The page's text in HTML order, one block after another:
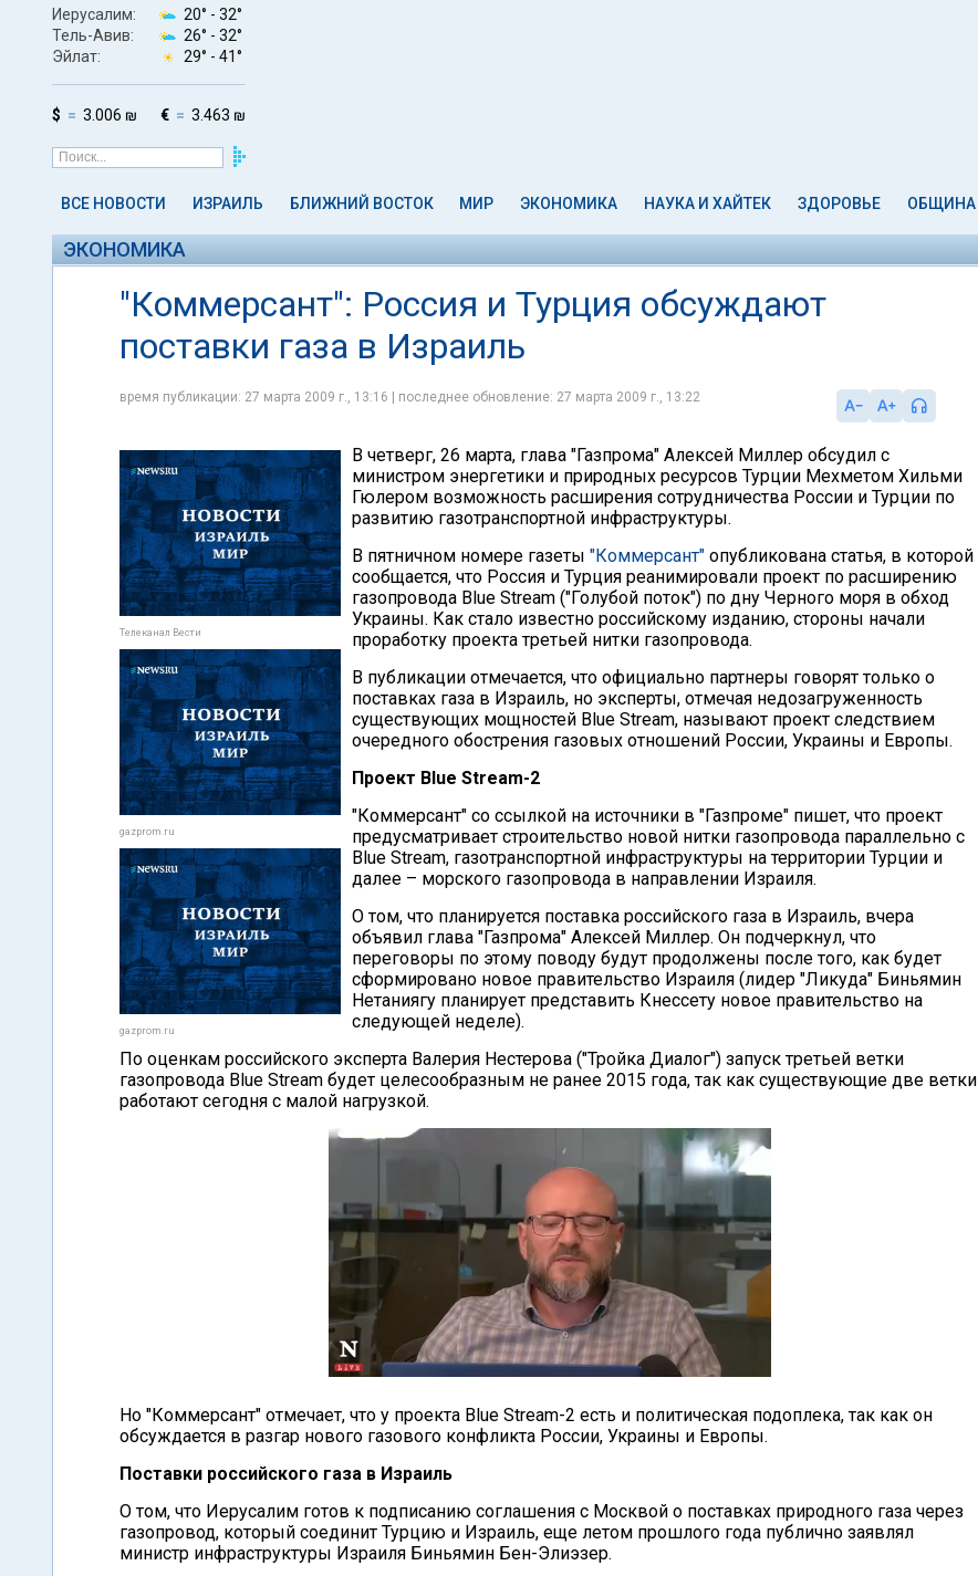
Иерусалим: 20° - 32°
Тель-Авив:
26° - 32°
Эйлат:
29° - 41°
$ 3.006 ₪ € 3.463 ₪
ВСЕ НОВОСТИ ИЗРАИЛЬ БЛИЖНИЙ ВОСТОК МИР ЭКОНОМИКА НАУКА И ХАЙТЕК ЗДОРОВЬЕ ОБЩИНА
ЭКОНОМИКА
"Коммерсант": Россия и Турция обсуждают
поставки газа в Израиль
время публикации: 27 марта 2009 г., 13:16 | последнее обновление: 27 марта 2009 г., 13:22
Телеканал Вести
gazprom.ru
gazprom.ru
В четверг, 26 марта, глава "Газпрома" Алексей Миллер обсудил с
министром энергетики и природных ресурсов Турции Мехметом Хильми
Гюлером возможность расширения сотрудничества России и Турции по
развитию газотранспортной инфраструктуры.
В пятничном номере газеты "Коммерсант" опубликована статья, в которой
сообщается, что Россия и Турция реанимировали проект по расширению
газопровода Blue Stream ("Голубой поток") по дну Черного моря в обход
Украины. Как стало известно российскому изданию, стороны начали
проработку проекта третьей нитки газопровода.
В публикации отмечается, что официально партнеры говорят только о
поставках газа в Израиль, но эксперты, отмечая недозагруженность
существующих мощностей Blue Stream, называют проект следствием
очередного обострения газовых отношений России, Украины и Европы.
Проект Blue Stream-2
"Коммерсант" со ссылкой на источники в "Газпроме" пишет, что проект
предусматривает строительство новой нитки газопровода параллельно с
Blue Stream, газотранспортной инфраструктуры на территории Турции и
далее – морского газопровода в направлении Израиля.
О том, что планируется поставка российского газа в Израиль, вчера
объявил глава "Газпрома" Алексей Миллер. Он подчеркнул, что
переговоры по этому поводу будут продолжены после того, как будет
сформировано новое правительство Израиля (лидер "Ликуда" Биньямин
Нетаниягу планирует представить Кнессету новое правительство на
следующей неделе).
По оценкам российского эксперта Валерия Нестерова ("Тройка Диалог") запуск третьей ветки
газопровода Blue Stream будет целесообразным не ранее 2015 года, так как существующие две ветки
работают сегодня с малой нагрузкой.
Но "Коммерсант" отмечает, что у проекта Blue Stream-2 есть и политическая подоплека, так как он
обсуждается в разгар нового газового конфликта России, Украины и Европы.
Поставки российского газа в Израиль
О том, что Иерусалим готов к подписанию соглашения с Москвой о поставках природного газа через
газопровод, который соединит Турцию и Израиль, еще летом прошлого года публично заявлял
министр инфраструктуры Израиля Биньямин Бен-Элиэзер.